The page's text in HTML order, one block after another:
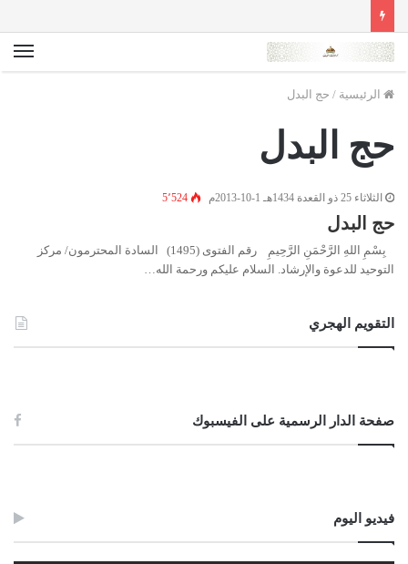
الرئيسية / حج البدل
حج البدل
الثلاثاء 25 ذو القعدة 1434هـ 1-10-2013م 5٬524
حج البدل
بِسْمِ اللهِ الرَّحْمَنِ الرَّحِيمِ رقم الفتوى (1495) السادة المحترمون/ مركز
التوحيد للدعوة والإرشاد. السلام عليكم ورحمة الله…
التقويم الهجري
صفحة الدار الرسمية على الفيسبوك
فيديو اليوم